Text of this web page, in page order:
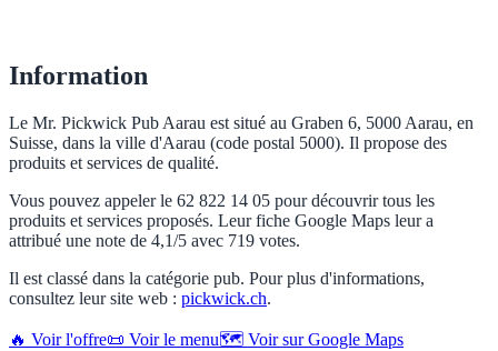
Information
Le Mr. Pickwick Pub Aarau est situé au Graben 6, 5000 Aarau, en
Suisse, dans la ville d'Aarau (code postal 5000). Il propose des
produits et services de qualité.
Vous pouvez appeler le 62 822 14 05 pour découvrir tous les
produits et services proposés. Leur fiche Google Maps leur a
attribué une note de 4,1/5 avec 719 votes.
Il est classé dans la catégorie pub. Pour plus d'informations,
consultez leur site web : pickwick.ch.
🔥 Voir l'offre📜 Voir le menu🗺️ Voir sur Google Maps